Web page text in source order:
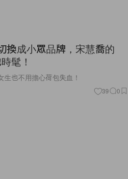
換成小眾品牌，宋慧喬的
髦！
也不用擔心荷包失血！
39 0